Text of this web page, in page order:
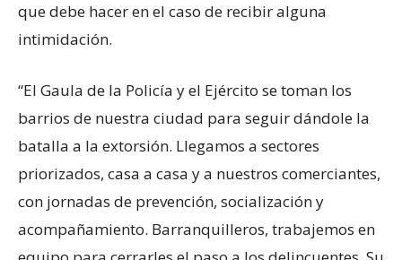
que debe hacer en el caso de recibir alguna
intimidación.
“El Gaula de la Policía y el Ejército se toman los
barrios de nuestra ciudad para seguir dándole la
batalla a la extorsión. Llegamos a sectores
priorizados, casa a casa y a nuestros comerciantes,
con jornadas de prevención, socialización y
acompañamiento. Barranquilleros, trabajemos en